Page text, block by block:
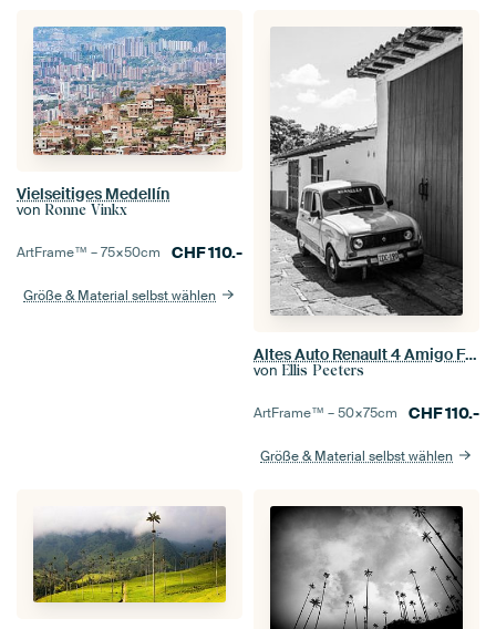
Vielseitiges Medellín
von Ronne Vinkx
ArtFrame™ –75×50cm CHF110.-
Größe & Material selbst wählen
Altes Auto Renault 4 Amigo Fiel in Kolumbien | Südamerika
von Ellis Peeters
ArtFrame™ –50×75cm CHF110.-
Größe & Material selbst wählen